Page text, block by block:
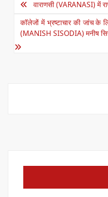
p
p
o
o
Post
navigation
वाराणसी (VARANASI) में
कॉलेजों में भ्रष्टाचार की जांच के
(MANISH SISODIA) मनीष